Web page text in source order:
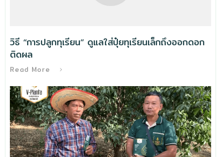
วิธี “การปลูกทุเรียน” ดูแลใส่ปุ๋ยทุเรียนเล็กถึงออกดอก
ติดผล
Read More